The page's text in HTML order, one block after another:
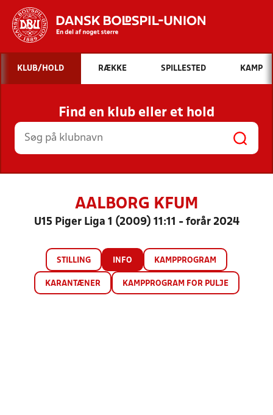
Hvad vil du søge efter?
INDHOLD OG NYHEDER
STILLINGER, RESULTATER, KLUBBER OG
HOLD
KLUB/HOLD RÆKKE SPILLESTED KAMP
Find en klub eller et hold
AALBORG KFUM
U15 Piger Liga 1 (2009) 11:11 - forår 2024
STILLING INFO KAMPPROGRAM
KARANTÆNER KAMPPROGRAM FOR PULJE